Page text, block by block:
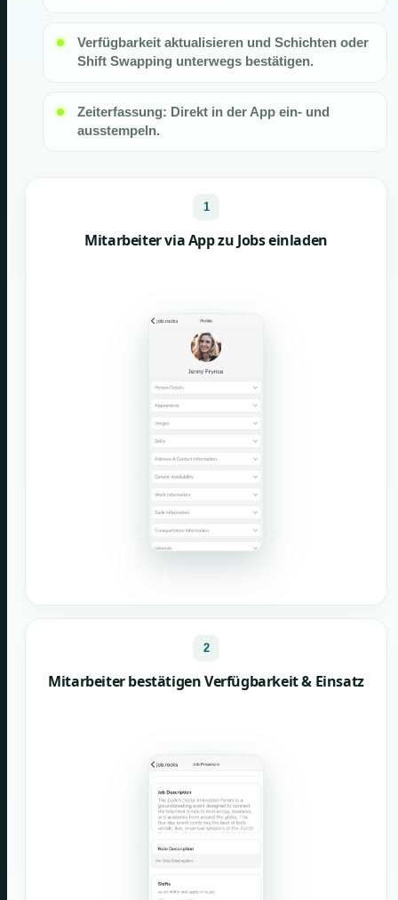
Verfügbarkeit aktualisieren und Schichten oder
Shift Swapping unterwegs bestätigen.
Zeiterfassung: Direkt in der App ein- und
ausstempeln.
1
Mitarbeiter via App zu Jobs einladen
2
Mitarbeiter bestätigen Verfügbarkeit & Einsatz